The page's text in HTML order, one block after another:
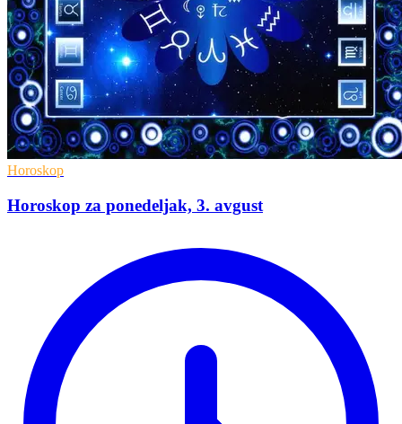
Horoskop
Horoskop za ponedeljak, 3. avgust